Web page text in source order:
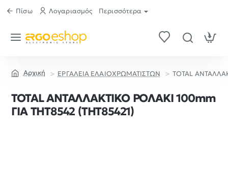
Πίσω Λογαριασμός Περισσότερα
ΕΡΓΑΛΕΙΑ ΕΛΑΙΟΧΡΩΜΑΤΙΣΤΩΝ TOTAL
TOTAL ΑΝΤΑΛΛΑΚΤΙΚΟ ΡΟΛΑΚΙ 100mm
ΓΙΑ THT8542 (THT85421)